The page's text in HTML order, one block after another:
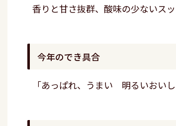
香りと甘さ抜群、酸味の少ないスッ
今年のでき具合
「あっぱれ、うまい 明るいおい